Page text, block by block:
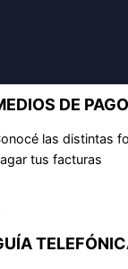
DE PAGO
las distintas
tus facturas